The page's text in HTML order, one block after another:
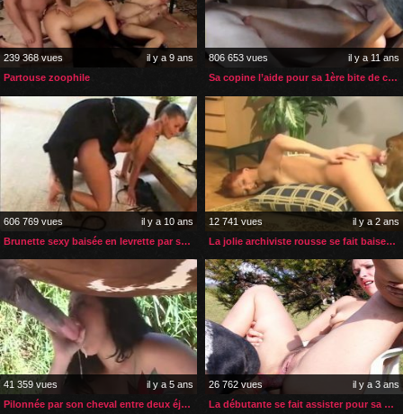
239 368 vues
il y a 9 ans
Partouse zoophile
806 653 vues
il y a 11 ans
Sa copine l’aide pour sa 1ère bite de cheval
606 769 vues
il y a 10 ans
Brunette sexy baisée en levrette par son chien
12 741 vues
il y a 2 ans
La jolie archiviste rousse se fait baiser par son bulldog
41 359 vues
il y a 5 ans
Pilonnée par son cheval entre deux éjaculations faciales
26 762 vues
il y a 3 ans
La débutante se fait assister pour sa 1ère sodomie zoophile